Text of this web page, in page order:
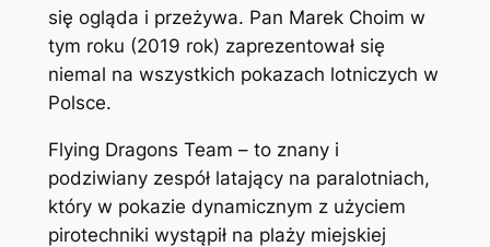
się ogląda i przeżywa. Pan Marek Choim w
tym roku (2019 rok) zaprezentował się
niemal na wszystkich pokazach lotniczych w
Polsce.
Flying Dragons Team – to znany i
podziwiany zespół latający na paralotniach,
który w pokazie dynamicznym z użyciem
pirotechniki wystąpił na plaży miejskiej